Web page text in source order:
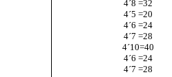
4´8 =32
4´5 =20
4´6 =24
4´7 =28
4´10=40
4´6 =24
4´7 =28